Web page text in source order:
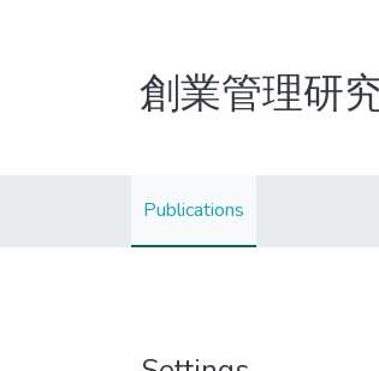
創業管理研
Publications